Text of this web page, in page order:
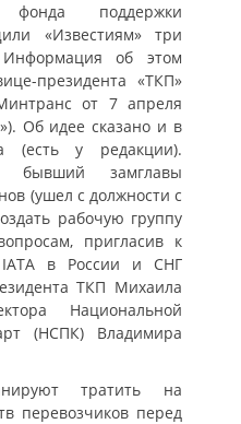
фонда поддержки
«Известиям» три
об этом
президента «ТКП»
от 7 апреля
Об идее сказано и в
(есть у редакции).
бывший замглавы
(ушел с должности с
рабочую группу
пригласив к
в России и СНГ
ТКП Михаила
Национальной
(НСПК) Владимира
тратить на
перевозчиков перед